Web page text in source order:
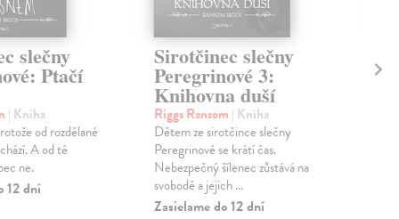
slečny
Ptačí
| Kniha
od rozdělané
A od té
ne.
12 dní
Sirotčinec slečny
Peregrinové 3:
Knihovna duší
Riggs Ransom | Kniha
Dětem ze sirotčince slečny
Peregrinové se krátí čas.
Nebezpečný šílenec zůstává na
svobodě a jejich ...
Zasielame do 12 dní